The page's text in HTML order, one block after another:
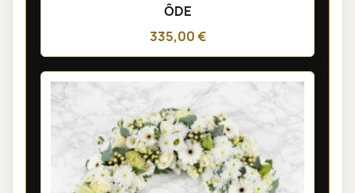
ÔDE
335,00 €